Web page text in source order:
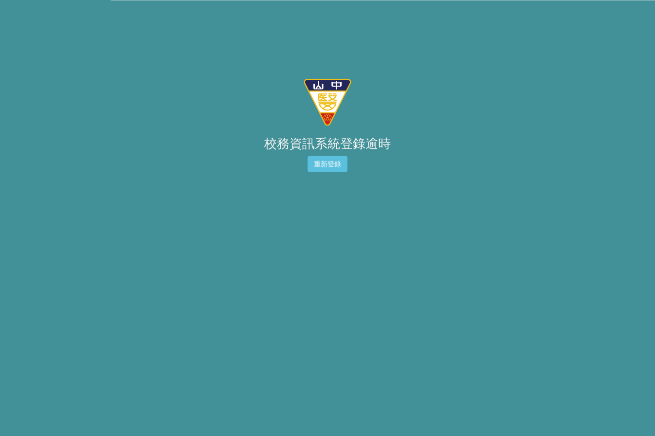
校務資訊系統登錄逾時
重新登錄